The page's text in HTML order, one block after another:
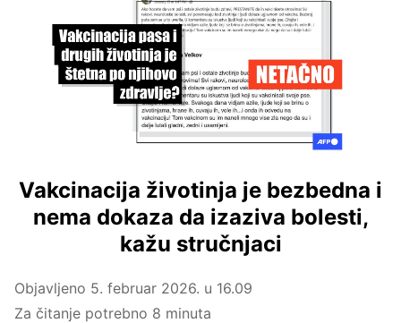
Vakcinacija životinja je bezbedna i
nema dokaza da izaziva bolesti,
kažu stručnjaci
Objavljeno 5. februar 2026. u 16.09
Za čitanje potrebno 8 minuta